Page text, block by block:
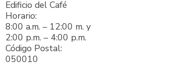
Edificio del Café
Horario:
8:00 a.m. – 12:00 m. y
2:00 p.m. – 4:00 p.m.
Código Postal:
050010